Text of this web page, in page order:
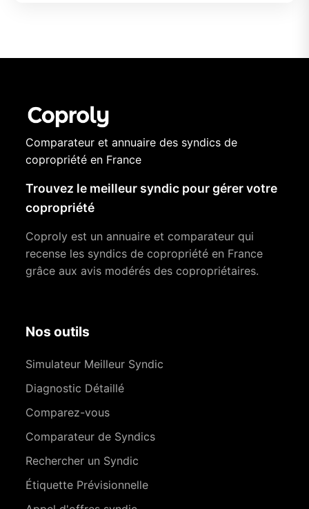
Comparateur et annuaire des syndics de
copropriété en France
Trouvez le meilleur syndic pour gérer votre
copropriété
Coproly est un annuaire et comparateur qui
recense les syndics de copropriété en France
grâce aux avis modérés des copropriétaires.
Nos outils
Simulateur Meilleur Syndic
Diagnostic Détaillé
Comparez-vous
Comparateur de Syndics
Rechercher un Syndic
Étiquette Prévisionnelle